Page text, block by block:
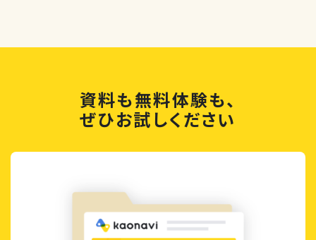
資料も無料体験も、
ぜひお試しください